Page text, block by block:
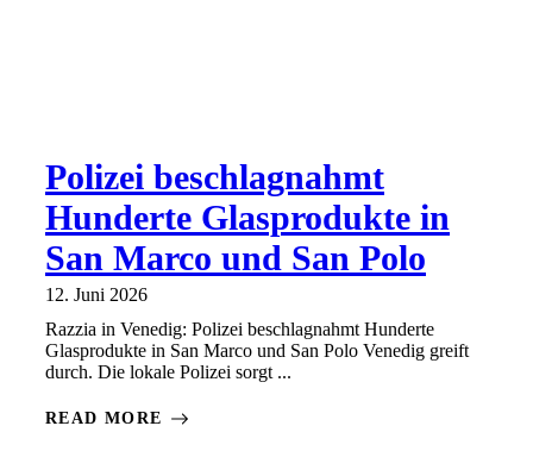
Polizei beschlagnahmt
Hunderte Glasprodukte in
San Marco und San Polo
12. Juni 2026
Razzia in Venedig: Polizei beschlagnahmt Hunderte
Glasprodukte in San Marco und San Polo Venedig greift
durch. Die lokale Polizei sorgt ...
READ MORE